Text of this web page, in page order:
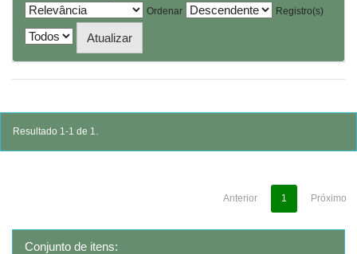
Ordenar
Registro(s)
Resultado 1-1 de 1.
Anterior 1 Próximo
Conjunto de itens: